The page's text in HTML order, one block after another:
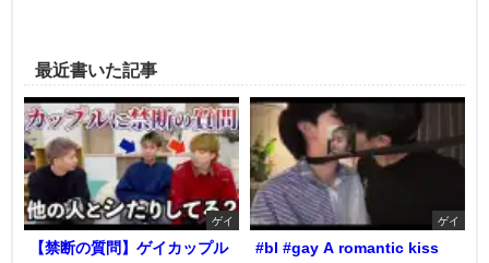
最近書いた記事
ゲイ
【禁断の質問】ゲイカップル
ゲイ
#bl #gay A romantic kiss